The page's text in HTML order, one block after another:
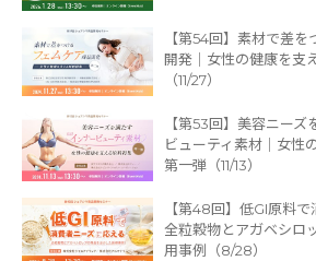
【第54回】素材で差
開発｜女性の健康を支
（11/27）
【第53回】美容ニー
ビューティ素材｜女性
第一弾（11/13）
【第48回】低GI原料
全粒穀物とアガベシロ
用事例（8/28）